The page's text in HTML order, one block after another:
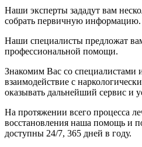
Наши эксперты зададут вам
собрать первичную информацию.
Наши специалисты предложат
профессиональной помощи.
Знакомим Вас со специалистами
взаимодействие с
оказывать дальнейший сервис и
На протяжении всего процесса
восстановления наша помощь и
доступны 24/7, 365 дней в году.